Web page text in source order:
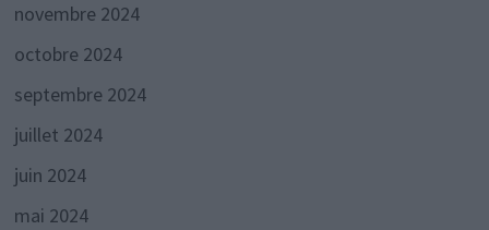
novembre 2024
octobre 2024
septembre 2024
juillet 2024
juin 2024
mai 2024